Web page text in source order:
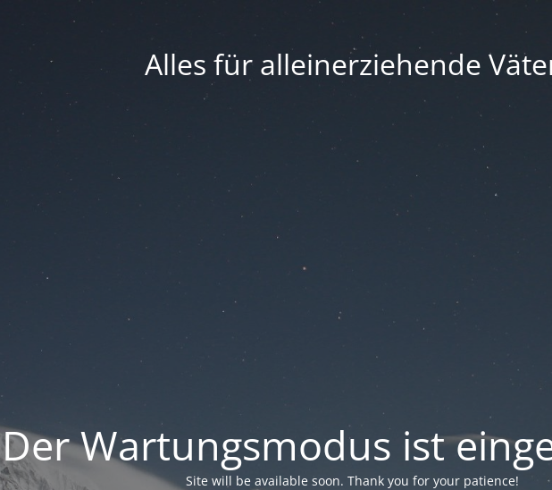
Alles für alleinerziehende
Der Wartungsmodus ist
Site will be available soon. Thank you for your patience!